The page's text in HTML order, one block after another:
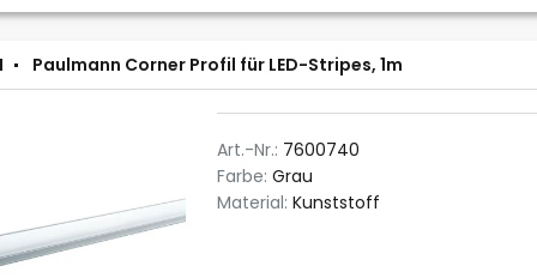
Paulmann Corner Profil für LED-Stripes, 1m
Art.-Nr.: 7600740
Farbe: Grau
Material: Kunststoff